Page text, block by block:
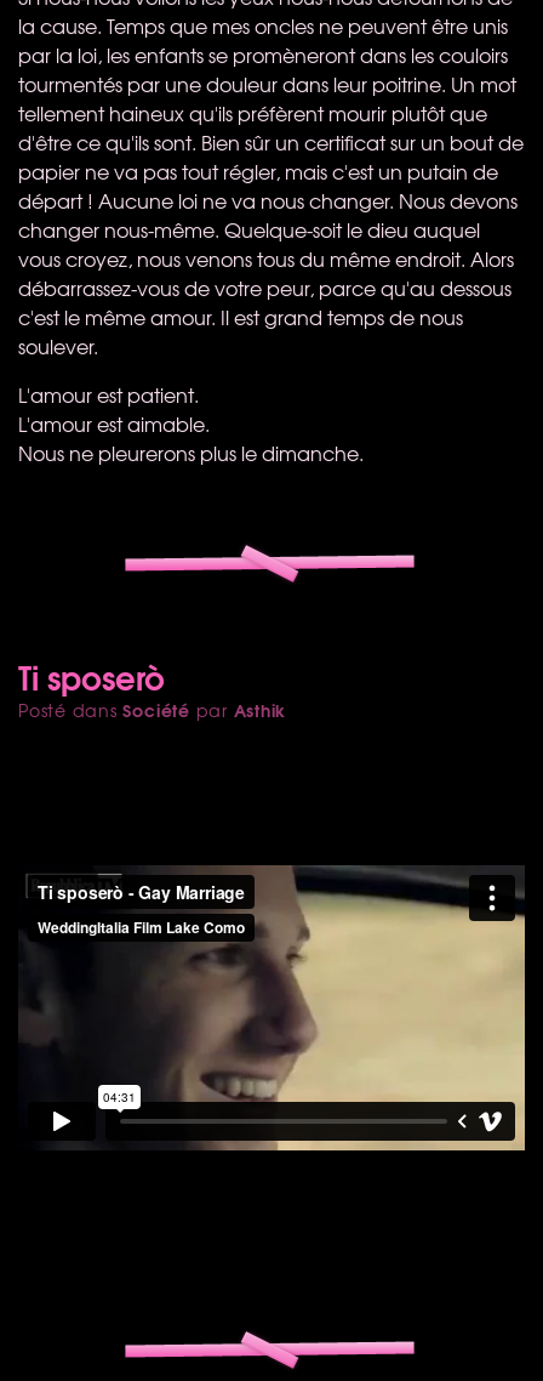
la cause. Temps que mes oncles ne peuvent être unis
par la loi, les enfants se promèneront dans les couloirs
tourmentés par une douleur dans leur poitrine. Un mot
tellement haineux qu'ils préfèrent mourir plutôt que
d'être ce qu'ils sont. Bien sûr un certificat sur un bout de
papier ne va pas tout régler, mais c'est un putain de
départ ! Aucune loi ne va nous changer. Nous devons
changer nous-même. Quelque-soit le dieu auquel
vous croyez, nous venons tous du même endroit. Alors
débarrassez-vous de votre peur, parce qu'au dessous
c'est le même amour. Il est grand temps de nous
soulever.
L'amour est patient.
L'amour est aimable.
Nous ne pleurerons plus le dimanche.
Ti sposerò
Posté dansSociété par Asthik